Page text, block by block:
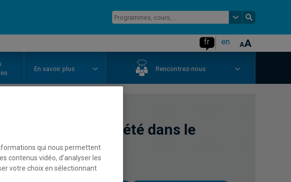
fr en
En savoir plus Rencontrez-nous
politique et société dans le
qui nous permettent
contenus vidéo, d’analyser les
votre choix en sélectionnant